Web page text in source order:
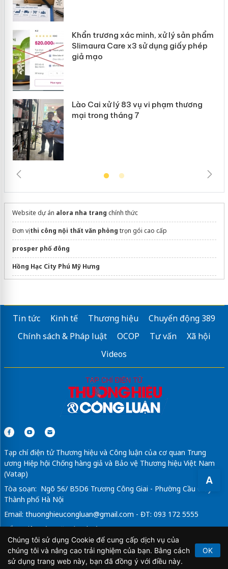
A
Khẩn trương xác minh, xử lý sản phẩm
Slimaura Care x3 sử dụng giấy phép
giả mạo
Lào Cai xử lý 83 vụ vi phạm thương
mại trong tháng 7
Website dự án alora nha trang chính thức
Đơn vịthi công nội thất văn phòng trọn gói cao cấp
prosper phố đông
Hồng Hạc City Phú Mỹ Hưng
Dự ánThe Emerald River Park
Giá bán căn hộ Eaton Park
Quậy ComplexPhát Đạt
fours tower đà nẵng
Tin tức Kinh tế Thương hiệu
Chuyển động 389
Chính sách & Pháp luật
OCOP Tư vấn
Xã hội
Videos
Tạp chí điện tử Thương hiệu và Công luận của cơ quan Trung
ương Hiệp hội Chống hàng giả và Bảo vệ Thương hiệu Việt Nam
(Vatap)
Tòa soạn: Ngõ 56/ B5D6 Trương Công Giai - Phường Cầu Giấy -
Thành phố Hà Nội
Email: thuonghieucongluan@gmail.com - ĐT: 093 172 5555
Tổng Biên Tập: Vũ Đức Thuận
Giấy phép hoạt động báo chí điện tử số 64/GP-BTTTT do Bộ
Thông tin và Truyền thông cấp ngày 21/2/2020.
Chúng tôi sử dụng Cookie để cung cấp dịch vụ của
chúng tôi và nâng cao trải nghiệm của bạn. Bằng cách
sử dụng trang web này, bạn đã đồng ý với điều này.
OK